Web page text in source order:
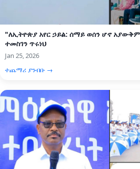
"ለኢትዮጵያ አየር ኃይል: ሰማይ ወሰን ሆኖ
ተመስገን ጥሩነህ
Jan 25, 2026
ተጨማሪ ያንብቡ →